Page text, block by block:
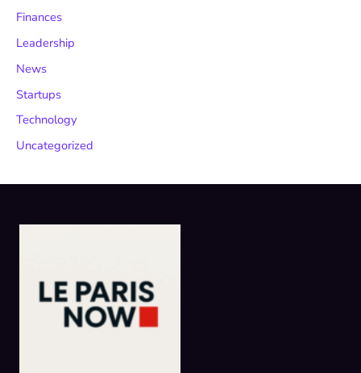
Finances
Leadership
News
Startups
Technology
Uncategorized